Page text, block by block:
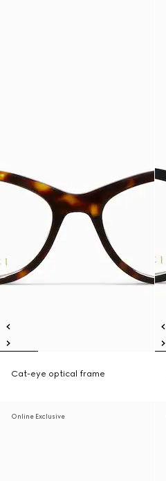
Cat-eye optical frame
Online Exclusive